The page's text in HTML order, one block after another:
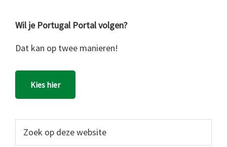
Wil je Portugal Portal volgen?
Dat kan op twee manieren!
Kies hier